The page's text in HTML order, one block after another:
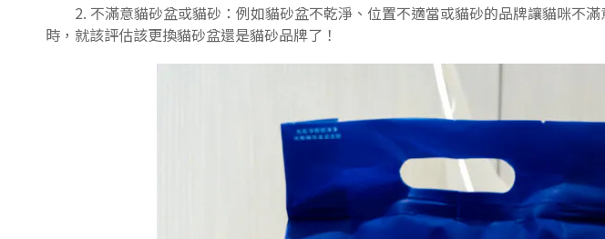
2. 不滿意貓砂盆或貓砂：例如貓砂盆不乾淨、位置不適當或貓砂的品牌讓貓咪不
時，就該評估該更換貓砂盆還是貓砂品牌了！